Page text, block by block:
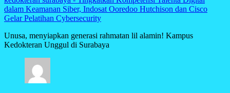
dalam Keamanan Siber, Indosat Ooredoo Hutchison dan Cisco
Gelar Pelatihan Cybersecurity
Unusa, menyiapkan generasi rahmatan lil alamin! Kampus
Kedokteran Unggul di Surabaya